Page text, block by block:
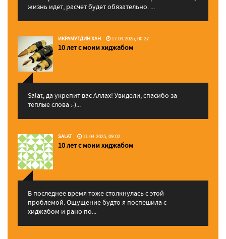
жизнь идет, расчет будет обязательно. ...
ИКРАМУТДИН ХАН 17.04.2025, 00:27
10 лет с моим хиджабом
Salat, да укрепит вас Аллаx! Увидели, спасибо за
теплые слова :-)...
SALAT 11.04.2025, 09:02
10 лет с моим хиджабом
В последнее время тоже столкнулась с этой
проблемой. Ощущение будто я поспешила с
хиджабом и рано по...